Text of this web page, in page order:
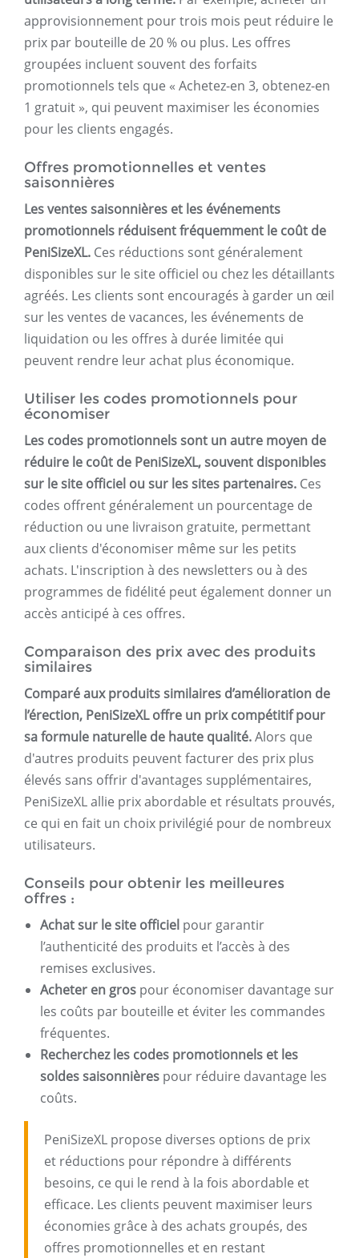
approvisionnement pour trois mois peut réduire le
prix par bouteille de 20 % ou plus. Les offres
groupées incluent souvent des forfaits
promotionnels tels que « Achetez-en 3, obtenez-en
1 gratuit », qui peuvent maximiser les économies
pour les clients engagés.
Offres promotionnelles et ventes
saisonnières
Les ventes saisonnières et les événements
promotionnels réduisent fréquemment le coût de
PeniSizeXL. Ces réductions sont généralement
disponibles sur le site officiel ou chez les détaillants
agréés. Les clients sont encouragés à garder un œil
sur les ventes de vacances, les événements de
liquidation ou les offres à durée limitée qui
peuvent rendre leur achat plus économique.
Utiliser les codes promotionnels pour
économiser
Les codes promotionnels sont un autre moyen de
réduire le coût de PeniSizeXL, souvent disponibles
sur le site officiel ou sur les sites partenaires. Ces
codes offrent généralement un pourcentage de
réduction ou une livraison gratuite, permettant
aux clients d'économiser même sur les petits
achats. L'inscription à des newsletters ou à des
programmes de fidélité peut également donner un
accès anticipé à ces offres.
Comparaison des prix avec des produits
similaires
Comparé aux produits similaires d’amélioration de
l’érection, PeniSizeXL offre un prix compétitif pour
sa formule naturelle de haute qualité.Alors que
d'autres produits peuvent facturer des prix plus
élevés sans offrir d'avantages supplémentaires,
PeniSizeXL allie prix abordable et résultats prouvés,
ce qui en fait un choix privilégié pour de nombreux
utilisateurs.
Conseils pour obtenir les meilleures
offres :
Achat sur le site officiel pour garantir
l’authenticité des produits et l’accès à des
remises exclusives.
Acheter en gros pour économiser davantage sur
les coûts par bouteille et éviter les commandes
fréquentes.
Recherchez les codes promotionnels et les
soldes saisonnières pour réduire davantage les
coûts.
PeniSizeXL propose diverses options de prix
et réductions pour répondre à différents
besoins, ce qui le rend à la fois abordable et
efficace. Les clients peuvent maximiser leurs
économies grâce à des achats groupés, des
offres promotionnelles et en restant